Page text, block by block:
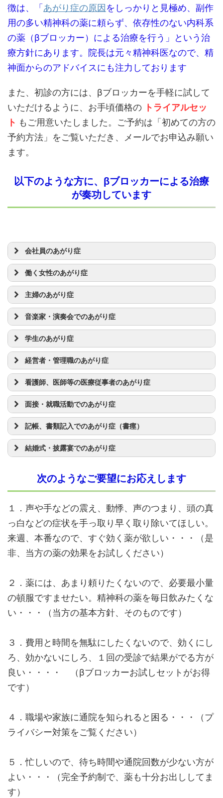
徴は、「あがり症の原因をしっかりと見極め、副作
用の多い精神科の薬に頼らず、依存性のない内科系
の薬（βブロッカー）による治療を行う」という治
療方針にあります。院長は元々精神科医なので、精
神面からのアドバイスにも注力しております
また、初診の方には、βブロッカーを手軽に試して
いただけるように、お手頃価格の トライアルセッ
ト もご用意いたしました。ご予約は「初めての方の
予約方法」をご覧いただき、メールでお申込み願い
ます。
以下のような方に、βブロッカーによる治療
が奏功しています
会社員のあがり症
働く女性のあがり症
主婦のあがり症
音楽家・演奏会でのあがり症
学生のあがり症
経営者・管理職のあがり症
看護師、医師等の医療従事者のあがり症
面接・就職活動でのあがり症
記帳、書類記入でのあがり症（書痙）
結婚式・披露宴でのあがり症
次のようなご要望にお応えします
１．声や手などの震え、動悸、声のつまり、頭の真
っ白などの症状を手っ取り早く取り除いてほしい。
来週、本番なので、すぐ効く薬が欲しい・・・（是
非、当方の薬の効果をお試しください）
２．薬には、あまり頼りたくないので、必要最小量
の頓服ですませたい。精神科の薬を毎日飲みたくな
い・・・（当方の基本方針、そのものです）
３．費用と時間を無駄にしたくないので、効くにし
ろ、効かないにしろ、１回の受診で結果がでる方が
良い・・・・ （βブロッカーお試しセットがお得
です）
４．職場や家族に通院を知られると困る・・・（プ
ライバシー対策をご覧ください）
５．忙しいので、待ち時間や通院回数が少ない方が
よい・・・（完全予約制で、薬も十分お出ししてま
す）